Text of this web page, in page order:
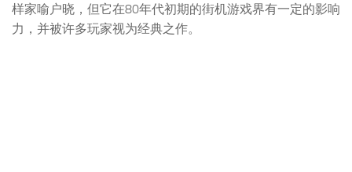
样家喻户晓，但它在80年代初期的街机游戏界有一定的影响
力，并被许多玩家视为经典之作。